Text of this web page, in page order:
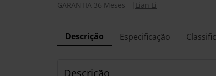
GARANTIA 36 Meses
Lian Li
Descrição Especificação
Descrição